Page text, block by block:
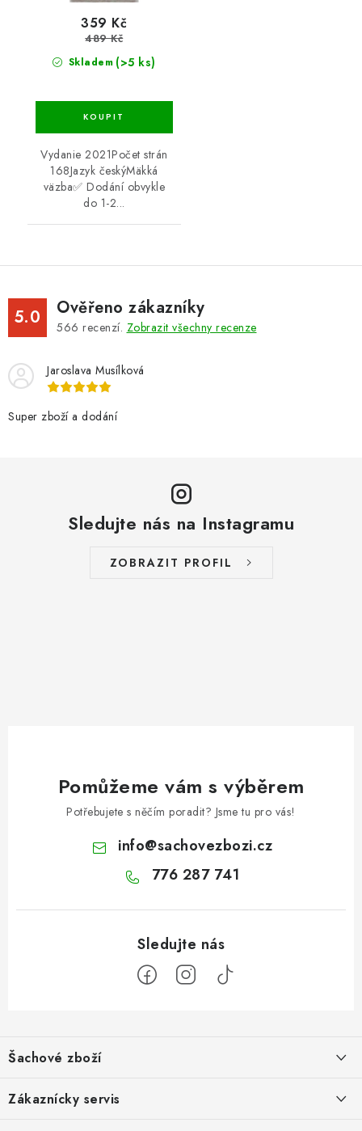
Skladem (>5 ks)
359 Kč
489 Kč
Vydanie 2021Počet strán
168Jazyk českýMäkká
väzba✅ Dodání obvykle
do 1-2...
5.0 Ověřeno zákazníky
566 recenzí. Zobrazit všechny recenze
Jaroslava Musílková
Super zboží a dodání
Sledujte nás na Instagramu
ZOBRAZIT PROFIL
Pomůžeme vám s výběrem
Potřebujete s něčím poradit? Jsme tu pro vás!
info@sachovezbozi.cz
776 287 741
á
p
a
Šachové zboží
Zákaznícky servis